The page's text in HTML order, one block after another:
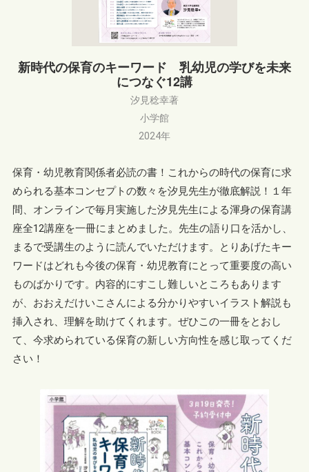
新時代の保育のキーワード 乳幼児の学びを未来
につなぐ12講
汐見稔幸著
小学館
2024年
保育・幼児教育関係者必読の書！これからの時代の保育に求
められる基本コンセプトの数々を汐見先生が徹底解説！１年
間、オンラインで毎月実施した汐見先生による渾身の保育講
座全12講座を一冊にまとめました。先生の語り口を活かし、
まるで受講生のように読んでいただけます。とりあげたキー
ワードはどれも今後の保育・幼児教育にとって重要度の高い
ものばかりです。内容的にすこし難しいところもあります
が、おおえだけいこさんによる分かりやすいイラスト解説も
挿入され、理解を助けてくれます。ぜひこの一冊をとおし
て、今求められている保育の新しい方向性を感じ取ってくだ
さい！